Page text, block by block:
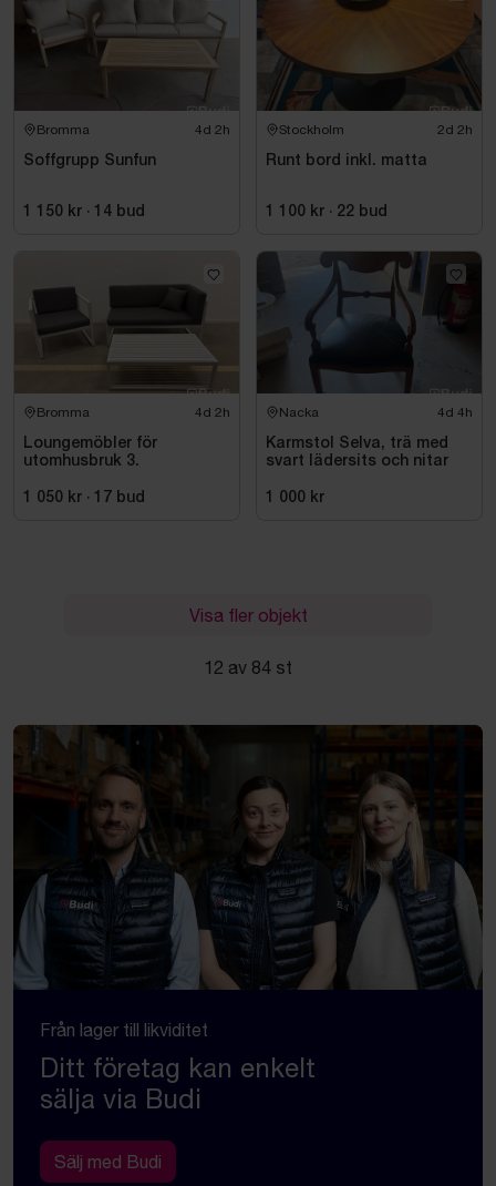
Bromma 4d 2h
Soffgrupp Sunfun
1 150 kr · 14 bud
Stockholm 2d 2h
Runt bord inkl. matta
1 100 kr · 22 bud
Bromma 4d 2h
Loungemöbler för
utomhusbruk 3.
1 050 kr · 17 bud
Nacka 4d 4h
Karmstol Selva, trä med
svart lädersits och nitar
1 000 kr
Visa fler objekt
12 av 84 st
Från lager till likviditet
Ditt företag kan enkelt
sälja via Budi
Sälj med Budi